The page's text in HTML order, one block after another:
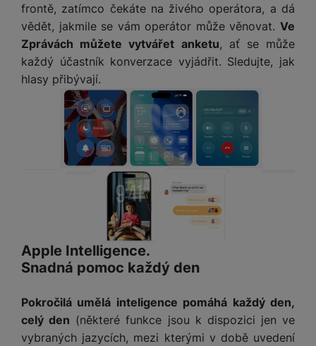
á
v
e
s
n
i
c
e
y
c
hl
a
bí
je
ní
m
u
t
o
k
m
e
r
frontě, zatímco čekáte na živého operátora, a dá
vědět, jakmile se vám operátor může věnovat. Ve
Zprávách můžete vytvářet anketu, ať se může
každý účastník konverzace vyjádřit. Sledujte, jak
hlasy přibývají.
Apple Intelligence.
Snadná pomoc každý den
Pokročilá umělá inteligence pomáhá každý den,
celý den (některé funkce jsou k dispozici jen ve
vybraných jazycích, mezi kterými v době uvedení